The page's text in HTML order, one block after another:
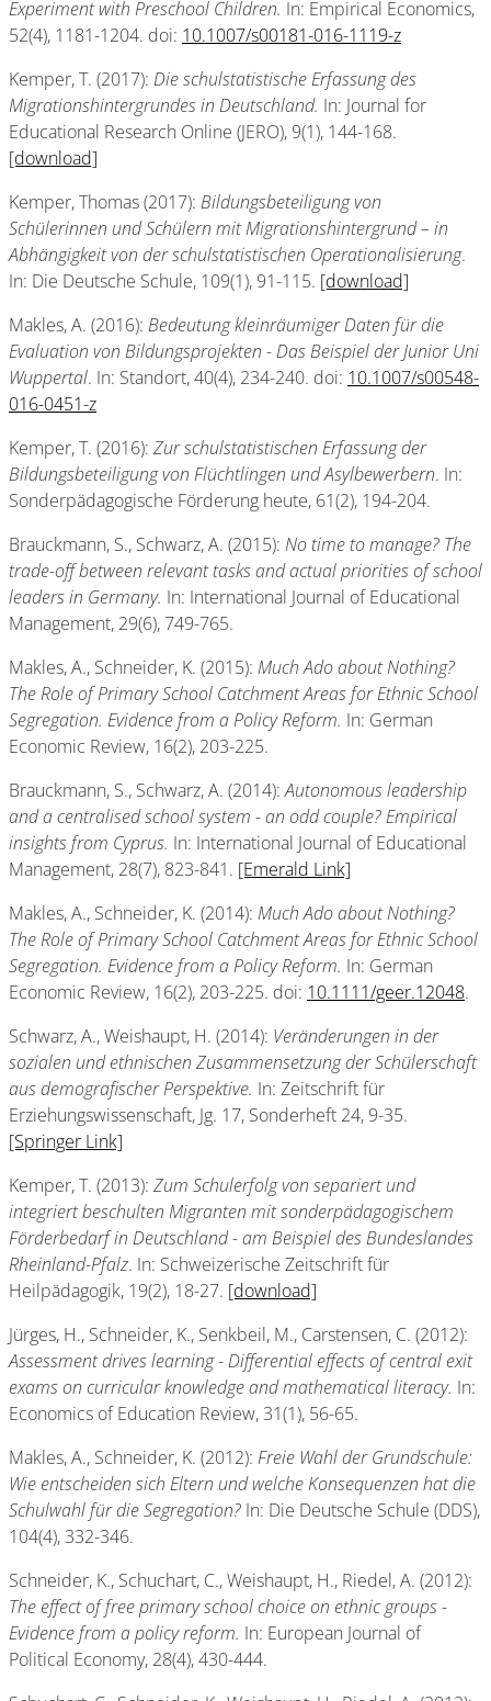
Experiment with Preschool Children. In: Empirical Economics,
52(4), 1181-1204. doi: 10.1007/s00181-016-1119-z
Kemper, T. (2017): Die schulstatistische Erfassung des
Migrationshintergrundes in Deutschland. In: Journal for
Educational Research Online (JERO), 9(1), 144-168.
[download]
Kemper, Thomas (2017): Bildungsbeteiligung von
Schülerinnen und Schülern mit Migrationshintergrund – in
Abhängigkeit von der schulstatistischen Operationalisierung.
In: Die Deutsche Schule, 109(1), 91-115. [download]
Makles, A. (2016): Bedeutung kleinräumiger Daten für die
Evaluation von Bildungsprojekten - Das Beispiel der Junior Uni
Wuppertal. In: Standort, 40(4), 234-240. doi: 10.1007/s00548-
016-0451-z
Kemper, T. (2016): Zur schulstatistischen Erfassung der
Bildungsbeteiligung von Flüchtlingen und Asylbewerbern. In:
Sonderpädagogische Förderung heute, 61(2), 194-204.
Brauckmann, S., Schwarz, A. (2015): No time to manage? The
trade-off between relevant tasks and actual priorities of school
leaders in Germany. In: International Journal of Educational
Management, 29(6), 749-765.
Makles, A., Schneider, K. (2015): Much Ado about Nothing?
The Role of Primary School Catchment Areas for Ethnic School
Segregation. Evidence from a Policy Reform. In: German
Economic Review, 16(2), 203-225.
Brauckmann, S., Schwarz, A. (2014):Autonomous leadership
and a centralised school system - an odd couple? Empirical
insights from Cyprus. In: International Journal of Educational
Management, 28(7), 823-841. [Emerald Link]
Makles, A., Schneider, K. (2014): Much Ado about Nothing?
The Role of Primary School Catchment Areas for Ethnic School
Segregation. Evidence from a Policy Reform. In: German
Economic Review, 16(2), 203-225. doi: 10.1111/geer.12048.
Schwarz, A., Weishaupt, H. (2014): Veränderungen in der
sozialen und ethnischen Zusammensetzung der Schülerschaft
aus demografischer Perspektive. In: Zeitschrift für
Erziehungswissenschaft, Jg. 17, Sonderheft 24, 9-35.
[Springer Link]
Kemper, T. (2013): Zum Schulerfolg von separiert und
integriert beschulten Migranten mit sonderpädagogischem
Förderbedarf in Deutschland - am Beispiel des Bundeslandes
Rheinland-Pfalz. In: Schweizerische Zeitschrift für
Heilpädagogik, 19(2), 18-27. [download]
Jürges, H., Schneider, K., Senkbeil, M., Carstensen, C. (2012):
Assessment drives learning - Differential effects of central exit
exams on curricular knowledge and mathematical literacy. In:
Economics of Education Review, 31(1), 56-65.
Makles, A., Schneider, K. (2012): Freie Wahl der Grundschule:
Wie entscheiden sich Eltern und welche Konsequenzen hat die
Schulwahl für die Segregation? In: Die Deutsche Schule (DDS),
104(4), 332-346.
Schneider, K., Schuchart, C., Weishaupt, H., Riedel, A. (2012):
The effect of free primary school choice on ethnic groups -
Evidence from a policy reform. In: European Journal of
Political Economy, 28(4), 430-444.